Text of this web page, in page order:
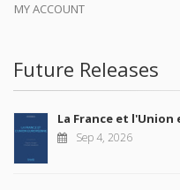
MY ACCOUNT
Future Releases
La France et l'Union
Sep 4, 2026